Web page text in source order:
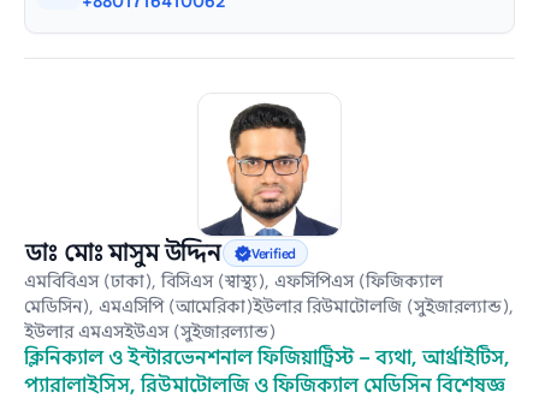
ডাঃ মোঃ মাসুম উদ্দিন Verified
এমবিবিএস (ঢাকা), বিসিএস (স্বাস্থ্য), এফসিপিএস (ফিজিক্যাল
মেডিসিন), এমএসিপি (আমেরিকা)ইউলার রিউমাটোলজি (সুইজারল্যান্ড),
ইউলার এমএসইউএস (সুইজারল্যান্ড)
ক্লিনিক্যাল ও ইন্টারভেনশনাল ফিজিয়াট্রিস্ট – ব্যথা, আর্থ্রাইটিস,
প্যারালাইসিস, রিউমাটোলজি ও ফিজিক্যাল মেডিসিন বিশেষজ্ঞ